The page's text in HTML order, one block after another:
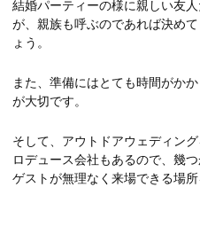
結婚パーティーの様に親しい友
が、親族も呼ぶのであれば決め
ょう。
また、準備にはとても時間がか
が大切です。
そして、アウトドアウェディン
ロデュース会社もあるので、幾
ゲストが無理なく来場できる場所